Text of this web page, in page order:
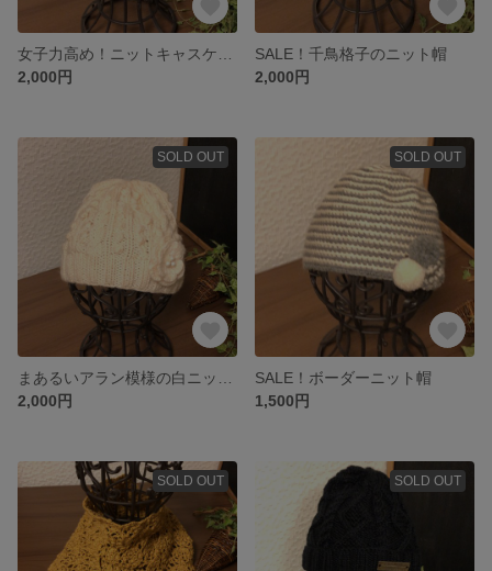
2,000円
SALE！千鳥格子のニット帽
2,000円
SOLD OUT
2,000円
SOLD OUT
SALE！ボーダーニット帽
1,500円
SOLD OUT SOLD OUT